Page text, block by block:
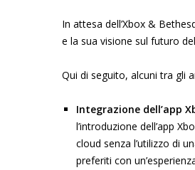
In attesa dell’Xbox &
e la sua visione sul futuro
Qui di seguito, alcuni tra gli
Integrazione dell’app
l’introduzione dell’app
cloud senza l’utilizzo di
preferiti con